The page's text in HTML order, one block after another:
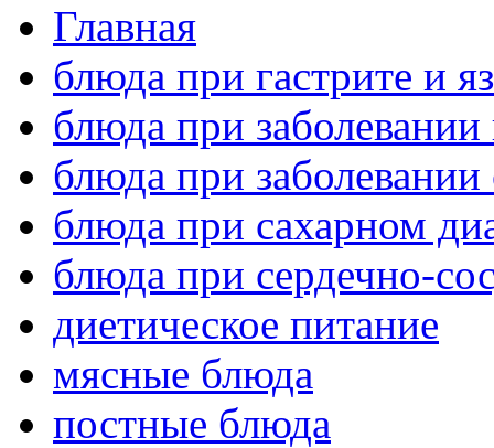
Главная
блюда при гастрите и
блюда при
блюда при заболевании
блюда при сахарном
блюда при сердечно-
диетическое питание
мясные блюда
постные блюда